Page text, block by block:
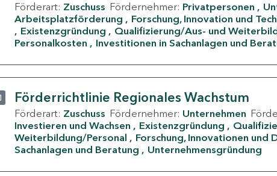
Förderart: Zuschuss Fördernehmer: Privatpersonen
Arbeitsplatzförderung
Forschung, Innovation und
Existenzgründung
Qualifizierung/Aus- und
Personalkosten
Investitionen in Sachanlagen und
Förderrichtlinie Regionales Wachstum
Förderart: Zuschuss Fördernehmer: Unternehmen
Investieren und Wachsen
Existenzgründung
Weiterbildung/Personal
Forschung, Innovationen und
Sachanlagen und Beratung
Unternehmensgründung